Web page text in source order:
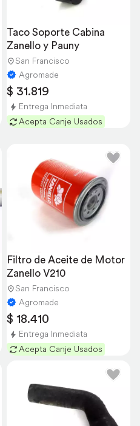
Taco Soporte Cabina
Zanello y Pauny
San Francisco
Agromade
$ 31.819
Entrega Inmediata
Acepta Canje Usados
Filtro de Aceite de Motor
Zanello V210
San Francisco
Agromade
$ 18.410
Entrega Inmediata
Acepta Canje Usados